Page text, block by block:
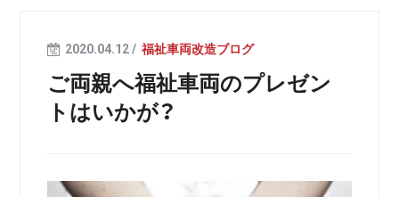
2020.04.12 / 福祉車両改造ブログ
ご両親へ福祉車両のプレゼン
トはいかが？